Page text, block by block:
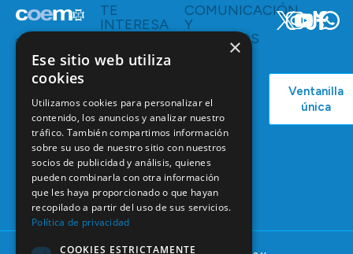
C/ Mauricio
28046
Madrid
91 561 29 05
informacion@coem.org.es
TE
INTERESA
Ventajas
Empleo
Formación
Continuada
Tablón de
anuncios
COMUNICACIÓN
Y
RECURSOS
Campañas
Actualidad
Ventanilla
única
×
Ese sitio web utiliza
cookies
Utilizamos cookies para personalizar el
contenido, los anuncios y analizar nuestro
tráfico. También compartimos información
sobre su uso de nuestro sitio con nuestros
socios de publicidad y análisis, quienes
pueden combinarla con otra información
que les haya proporcionado o que hayan
recopilado a partir del uso de sus servicios.
Política de privacidad
COOKIES ESTRICTAMENTE